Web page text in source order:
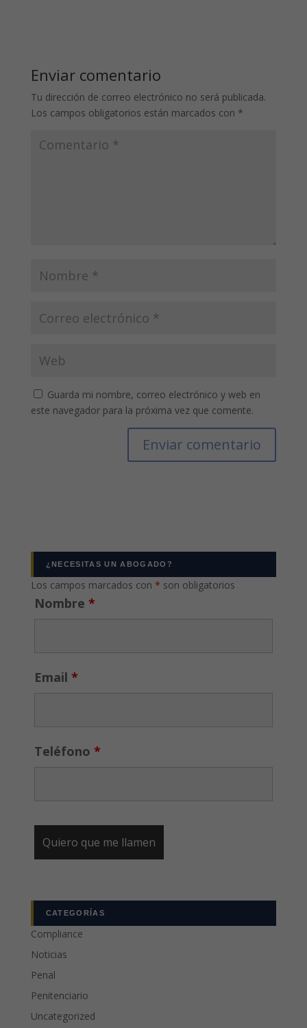
Enviar comentario
Tu dirección de correo electrónico no será publicada.
Los campos obligatorios están marcados con *
Guarda mi nombre, correo electrónico y web en
este navegador para la próxima vez que comente.
¿NECESITAS UN ABOGADO?
Los campos marcados con * son obligatorios
Nombre *
Email *
Teléfono *
CATEGORÍAS
Compliance
Noticias
Penal
Penitenciario
Uncategorized